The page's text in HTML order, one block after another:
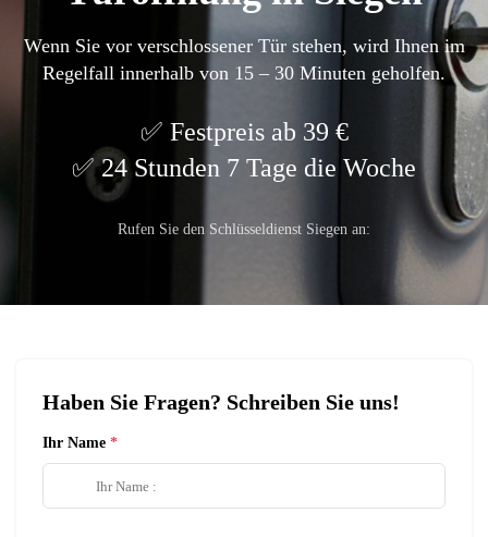
Wenn Sie vor verschlossener Tür stehen, wird Ihnen im
Regelfall innerhalb von 15 – 30 Minuten geholfen.
Festpreis ab 39 €
24 Stunden 7 Tage die Woche
Rufen Sie den Schlüsseldienst Siegen an:
Haben Sie Fragen? Schreiben Sie uns!
Ihr Name